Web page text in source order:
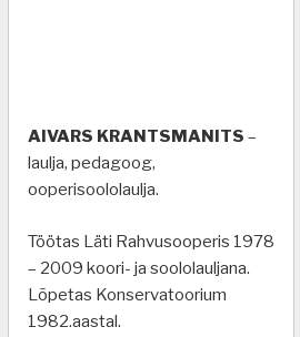
AIVARS KRANTSMANITS –
laulja, pedagoog,
ooperisoololaulja.
Töötas Läti Rahvusooperis 1978
– 2009 koori- ja soololauljana.
Lõpetas Konservatoorium
1982.aastal.